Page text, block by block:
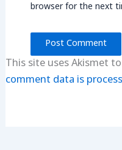
browser for the next
This site uses Akismet
comment data is